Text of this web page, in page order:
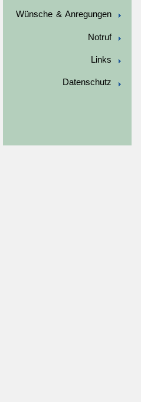
Wünsche & Anregungen
Notruf
Links
Datenschutz